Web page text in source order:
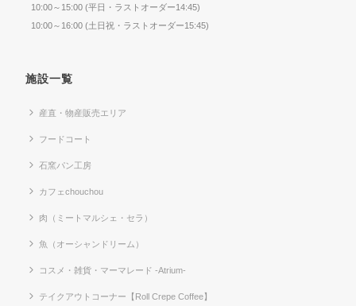
10:00～15:00 (平日・ラストオーダー14:45)
10:00～16:00 (土日祝・ラストオーダー15:45)
施設一覧
産直・物産販売エリア
フードコート
石窯パン工房
カフェchouchou
肉（ミートマルシェ・セラ）
魚（オーシャンドリーム）
コスメ・雑貨・マーマレード -Atrium-
テイクアウトコーナー【Roll Crepe Coffee】